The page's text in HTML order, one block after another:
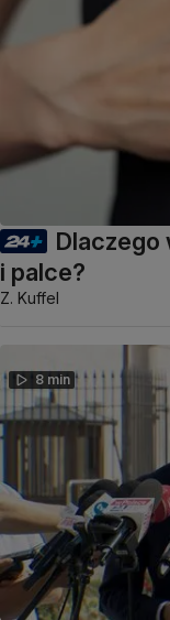
Dlaczego
i palce?
Z. Kuffel
8 min